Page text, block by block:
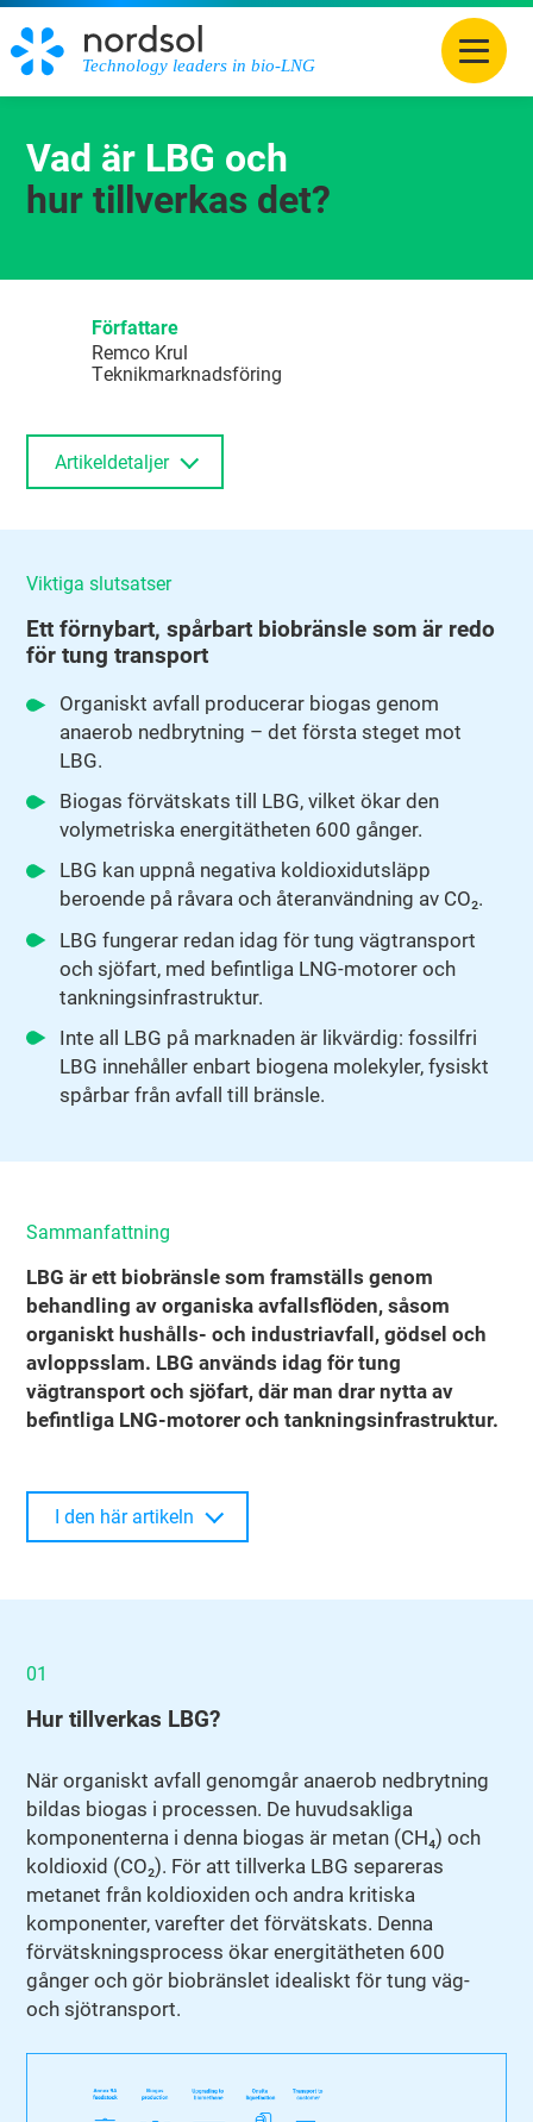
Technology leaders in bio-LNG
Vad är LBG och
hur tillverkas det?
Författare
Remco Krul
Teknikmarknadsföring
Artikeldetaljer
Viktiga slutsatser
Ett förnybart, spårbart biobränsle som är redo
för tung transport
Organiskt avfall producerar biogas genom
anaerob nedbrytning – det första steget mot
LBG.
Biogas förvätskats till LBG, vilket ökar den
volymetriska energitätheten 600 gånger.
LBG kan uppnå negativa koldioxidutsläpp
beroende på råvara och återanvändning av CO₂.
LBG fungerar redan idag för tung vägtransport
och sjöfart, med befintliga LNG-motorer och
tankningsinfrastruktur.
Inte all LBG på marknaden är likvärdig: fossilfri
LBG innehåller enbart biogena molekyler, fysiskt
spårbar från avfall till bränsle.
Sammanfattning
LBG är ett biobränsle som framställs genom
behandling av organiska avfallsflöden, såsom
organiskt hushålls- och industriavfall, gödsel och
avloppsslam. LBG används idag för tung
vägtransport och sjöfart, där man drar nytta av
befintliga LNG-motorer och tankningsinfrastruktur.
I den här artikeln
01
Hur tillverkas LBG?
När organiskt avfall genomgår anaerob nedbrytning
bildas biogas i processen. De huvudsakliga
komponenterna i denna biogas är metan (CH₄) och
koldioxid (CO₂). För att tillverka LBG separeras
metanet från koldioxiden och andra kritiska
komponenter, varefter det förvätskats. Denna
förvätskningsprocess ökar energitätheten 600
gånger och gör biobränslet idealiskt för tung väg-
och sjötransport.